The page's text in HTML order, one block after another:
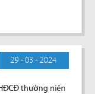
29 - 03 - 2024
thường niên